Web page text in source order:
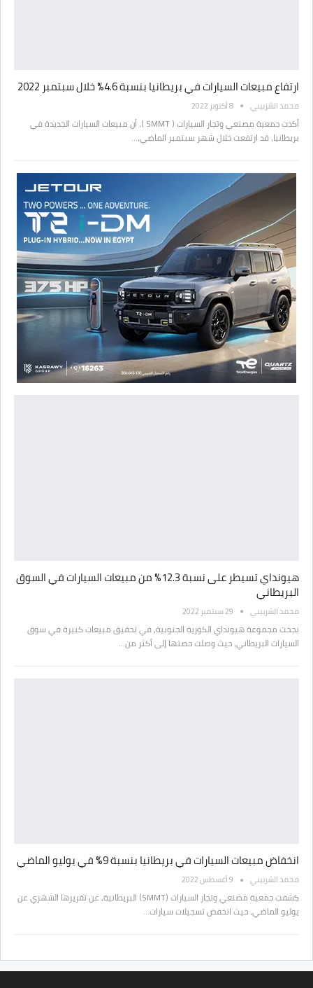
ارتفاع مبيعات السيارات في بريطانيا بنسبة 4.6% خلال سبتمبر 2022
محمد الشربيني 8 أكتوبر 2022
أكدت جمعية مصنعي وتجار السيارات ( SMMT )، أن مبيعات السيارات الجديدة في
بريطانيا، قد ارتفعت خلال شهر سبتمبر الماضي،…
هيونداي تسيطر على نسبة 12.3% من مبيعات السيارات في السوق
البريطاني
محمد الشربيني 29 سبتمبر 2022
نجحت مجموعة هيونداي الكورية الجنوبية، في تحقيق مبيعات كبيرة في سوق
السيارات البريطاني، حيث وصلت حصتها إلى أكثر من…
انخفاض مبيعات السيارات في بريطانيا بنسبة 9% في يوليو الماضي
محمد الشربيني 9 أغسطس 2022
كشفت جمعية مصنعي وتجار السيارات (SMMT) البريطانية، عن تقريرها الشهري عن
يوليو الماضي، حيث انخفض تسجيلات سيارات…